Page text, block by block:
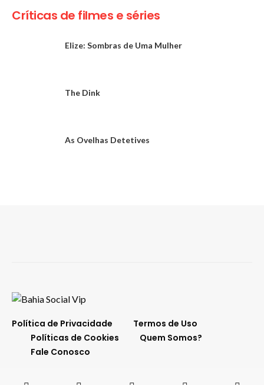
Críticas de filmes e séries
Elize: Sombras de Uma Mulher
The Dink
As Ovelhas Detetives
Política de Privacidade
Termos de Uso
Políticas de Cookies
Quem Somos?
Fale Conosco